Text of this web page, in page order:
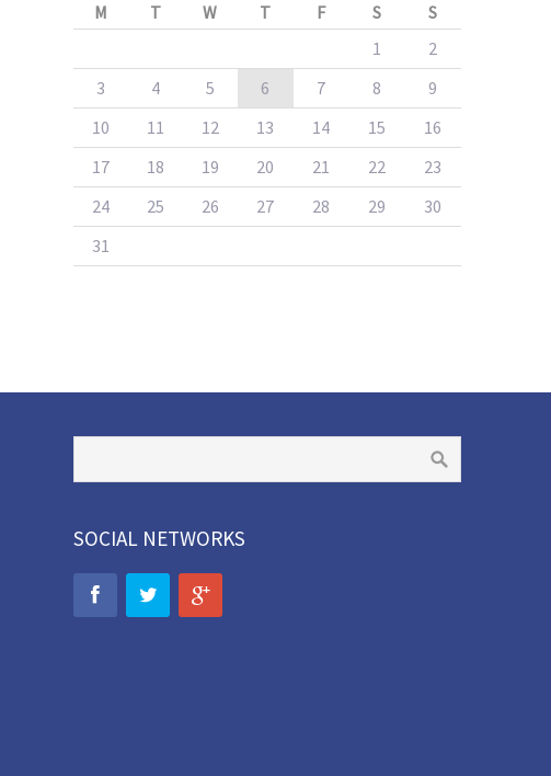
M
T W T F S
S
1
2
3
4 5 6 7 8
9
10
11 12 13 14 15
16
17
18 19 20 21 22
23
24
25 26 27 28 29
30
31
SOCIAL NETWORKS